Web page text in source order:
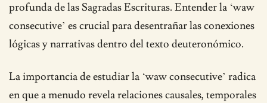
profunda de las Sagradas Escrituras. Entender la ‘waw
consecutive’ es crucial para desentrañar las conexiones
lógicas y narrativas dentro del texto deuteronómico.
La importancia de estudiar la ‘waw consecutive’ radica
en que a menudo revela relaciones causales, temporales